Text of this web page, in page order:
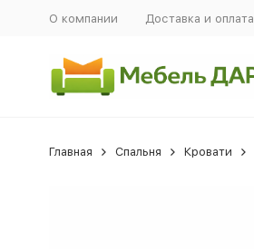
О компании Доставка и оплата
Главная Спальня Кровати